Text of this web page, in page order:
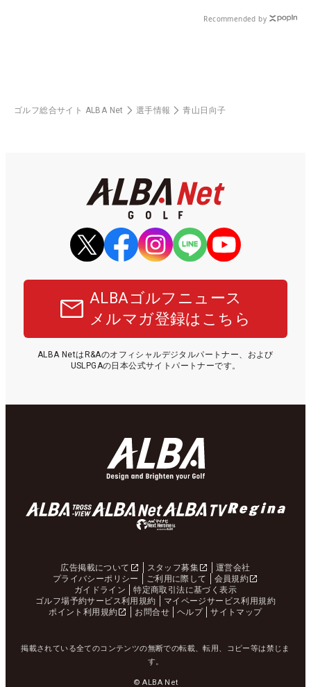
Recommended by
ゴルフ総合サイト ALBA Net 選手情報 青山日向子
ALBAゴルフニュース
メルマガ登録はこちら
ALBA NetはR&Aのオフィシャルデジタルパートナー、および
USLPGAの日本公式サイトパートナーです。
広告掲載について スタッフ募集
運営会社
プライバシーポリシー
ご利用に際して
会員規約
ガイドライン
特定商取引法に基づく表示
ゴルフ場予約サービス利用規約
マイページサービス利用規約
ポイント利用規約
お問合せ ヘルプ サイトマップ
掲載されている全てのコンテンツの無断での転載、転用、コピー等は禁じま
す。
© ALBA Net